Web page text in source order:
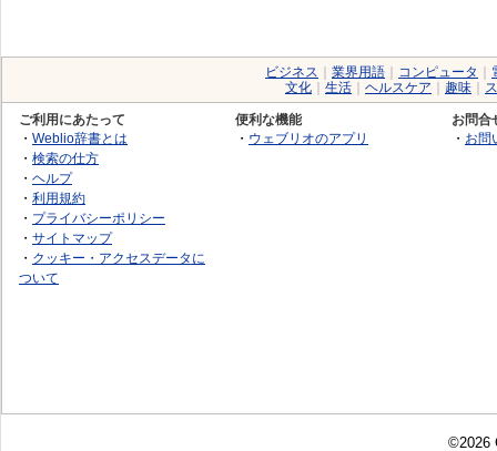
ビジネス 業界用語 コンピュータ
文化
生活 ヘルスケア 趣味
ご利用にあたって
・ Weblio辞書とは
・ 検索の仕方
・ ヘルプ
・ 利用規約
・ プライバシーポリシー
・ サイトマップ
・ クッキー・アクセスデータに
ついて
便利な機能
・ ウェブリオのアプリ
お問合
・ お問
©2026